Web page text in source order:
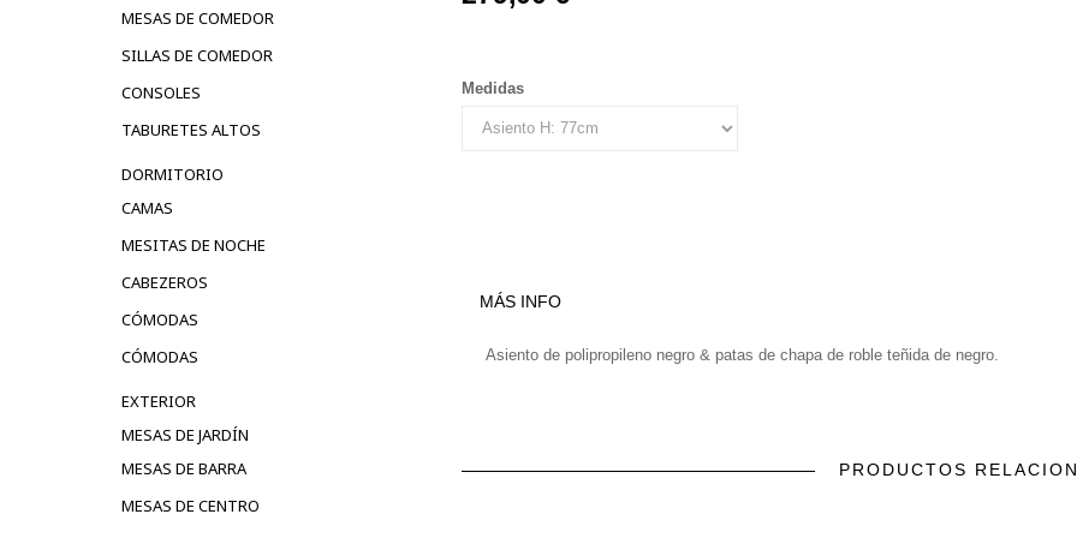
MESAS DE COMEDOR
SILLAS DE COMEDOR
CONSOLES
TABURETES ALTOS
DORMITORIO
CAMAS
MESITAS DE NOCHE
CABEZEROS
CÓMODAS
CÓMODAS
EXTERIOR
MESAS DE JARDÍN
MESAS DE BARRA
MESAS DE CENTRO
Medidas
MÁS INFO
Asiento de polipropileno negro & patas de chapa de roble teñida de negro.
PRODUCTOS